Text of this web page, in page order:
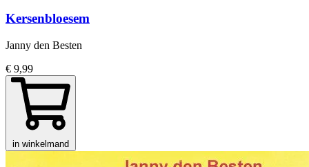
Kersenbloesem
Janny den Besten
€ 9,99
in winkelmand